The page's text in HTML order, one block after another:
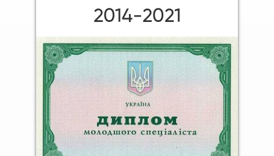
2014-2021